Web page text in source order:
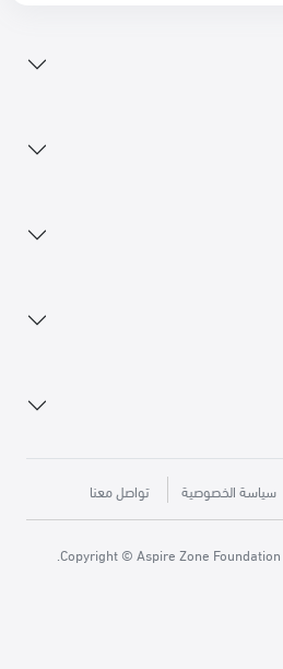
سياسة الخصوصية تواصل معنا
Copyright © Aspire Zone